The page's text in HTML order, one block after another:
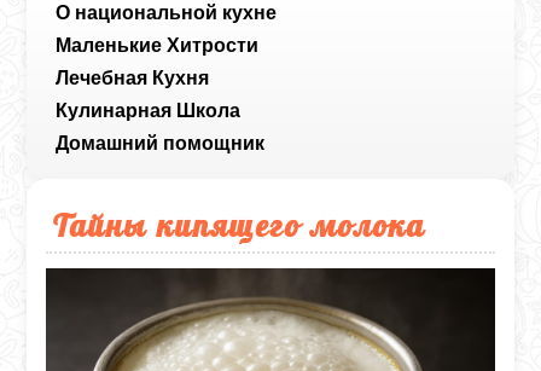
О национальной кухне
Маленькие Хитрости
Лечебная Кухня
Кулинарная Школа
Домашний помощник
Тайны кипящего молока